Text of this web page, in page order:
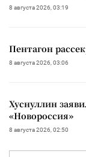
8 августа 2026, 03:19
Пентагон
8 августа 2026, 03:06
Хуснуллин
«Новороссия»
8 августа 2026, 02:50